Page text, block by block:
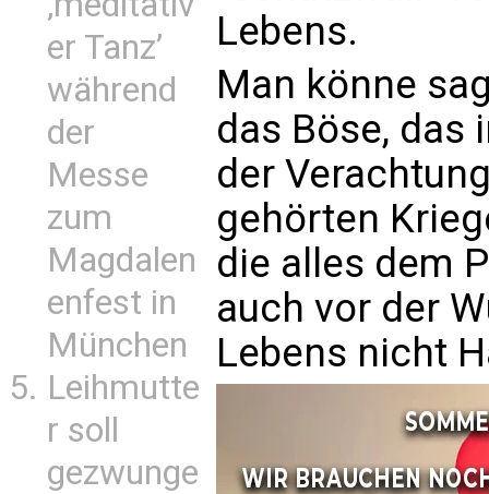
er Tanz’
während
der
Messe
zum
Magdalen
enfest in
München
Leihmutte
r soll
gezwunge
Lebens.
Man könne
das Böse, das
der
gehörten
die alles dem
auch vor der
Lebens nicht